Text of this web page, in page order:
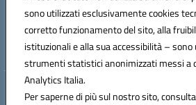
sono utilizzati esclusivamente cookies
corretto funzionamento del sito, alla
istituzionali e alla sua accessibilità –
strumenti statistici anonimizzati messi a
Analytics Italia.
Per saperne di più sul nostro sito,
Codice fiscale: 90027700922
Codice meccanografico:
CAIC875002
Codice unico di fatturazione (CUF): UFVRG0
Hosting & Powered by 3D